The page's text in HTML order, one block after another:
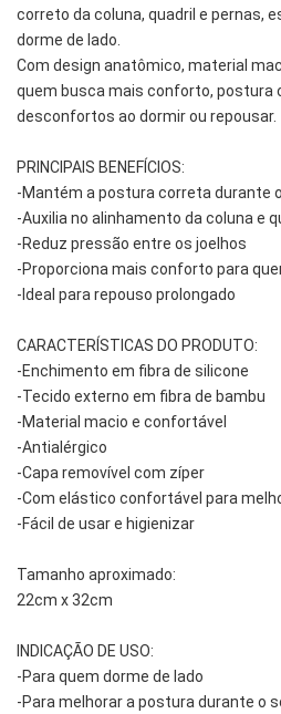
correto da coluna, quadril e pernas,
dorme de lado.
Com design anatômico, material
quem busca mais conforto, postura
desconfortos ao dormir ou repousar.
PRINCIPAIS BENEFÍCIOS:
-Mantém a postura correta durante
-Auxilia no alinhamento da coluna e
-Reduz pressão entre os joelhos
-Proporciona mais conforto para
-Ideal para repouso prolongado
CARACTERÍSTICAS DO PRODUTO:
-Enchimento em fibra de silicone
-Tecido externo em fibra de bambu
-Material macio e confortável
-Antialérgico
-Capa removível com zíper
-Com elástico confortável para
-Fácil de usar e higienizar
Tamanho aproximado:
22cm x 32cm
INDICAÇÃO DE USO:
-Para quem dorme de lado
-Para melhorar a postura durante o